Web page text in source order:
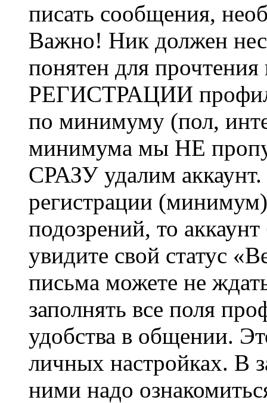
писать сообщения,
Важно! Ник должен
понятен для
РЕГИСТРАЦИИ профиль
по минимуму (пол,
минимума мы НЕ
СРАЗУ удалим
регистрации
подозрений, то
увидите свой статус
письма можете не
заполнять все поля
удобства в общении.
личных настройках. В
ними надо